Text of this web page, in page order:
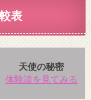
表
天使の秘密
体験談を見てみる